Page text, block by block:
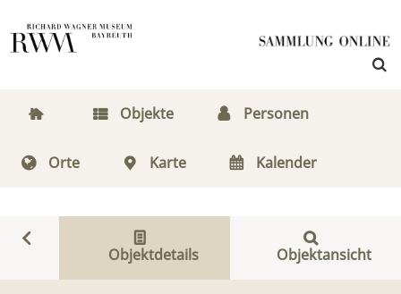
Objekte Personen
Orte Karte Kalender
Objektdetails Objektansicht